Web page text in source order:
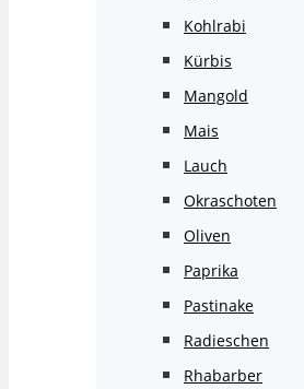
Kohlrabi
Kürbis
Mangold
Mais
Lauch
Okraschoten
Oliven
Paprika
Pastinake
Radieschen
Rhabarber